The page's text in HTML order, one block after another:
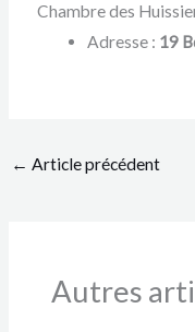
Chambre des
Adresse : 19
← Article précédent
Autres